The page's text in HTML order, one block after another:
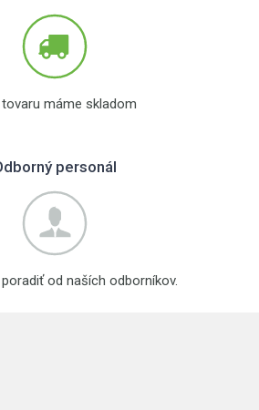
tovaru máme skladom
personál
od naších odborníkov.